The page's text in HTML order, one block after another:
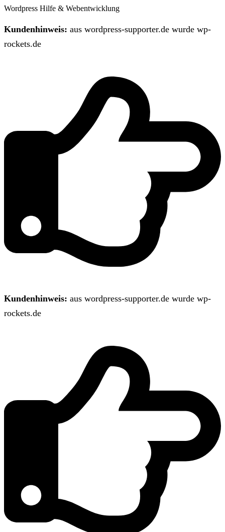
Wordpress Hilfe & Webentwicklung
Kundenhinweis: aus wordpress-supporter.de wurde wp-
rockets.de
Kundenhinweis: aus wordpress-supporter.de wurde wp-
rockets.de